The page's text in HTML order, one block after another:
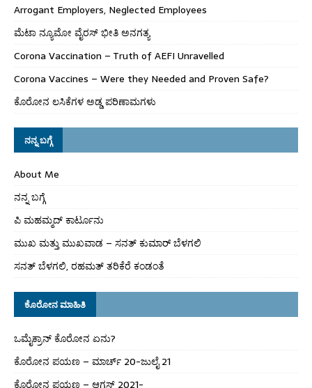
Arrogant Employers, Neglected Employees
ಮೆಟಾ ನ್ಯೂಮೋ ವೈರಸ್ ಭೀತಿ ಅನಗತ್ಯ
Corona Vaccination – Truth of AEFI Unravelled
Corona Vaccines – Were they Needed and Proven Safe?
ಕೊರೋನ ಲಸಿಕೆಗಳ ಅಡ್ಡ ಪರಿಣಾಮಗಳು
ನನ್ನ ಬಗ್ಗೆ
About Me
ನನ್ನ ಬಗ್ಗೆ
ಪಿ ಮಹಮ್ಮದ್ ಕಾರ್ಟೂನು
ಮುಖ ಮತ್ತು ಮುಖವಾಡ – ಸನತ್ ಕುಮಾರ್ ಬೆಳಗಲಿ
ಸನತ್ ಬೆಳಗಲಿ, ರಹಮತ್ ತರಿಕೆರೆ ಕಂಡಂತೆ
ಕೊರೋನ ಮಾಹಿತಿ
ಒಮೈಕ್ರಾನ್ ಕೊರೋನ ಏನು?
ಕೊರೋನ ಪಯಣ – ಮಾರ್ಚ್ 20-ಜುಲೈ 21
ಕೊರೋನ ಪಯಣ – ಆಗಸ್ಟ್ 2021-